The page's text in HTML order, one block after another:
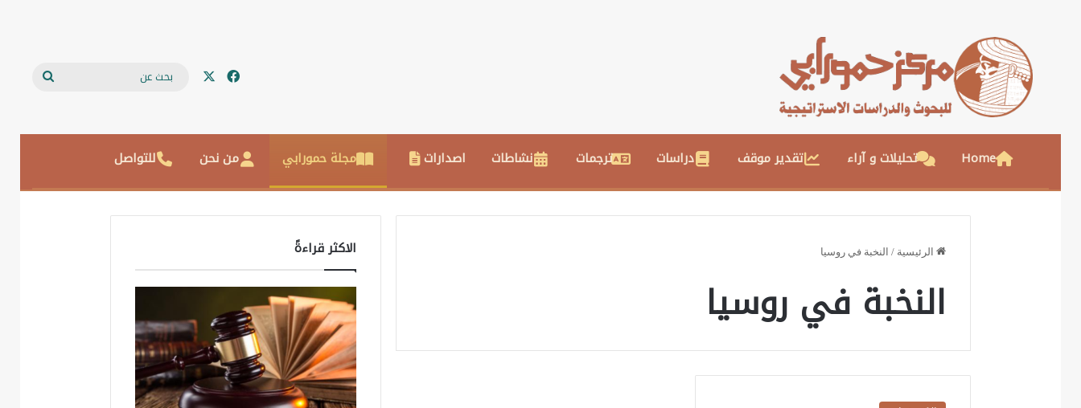
فيسبوك
Home تحليلات و آراء تقدير موقف دراسات ترجمات نشاطات اصدارات مجلة حمورابي من نحن للتواصل
الرئيسية / النخبة في روسيا
النخبة في روسيا
الاكثر قراءةً